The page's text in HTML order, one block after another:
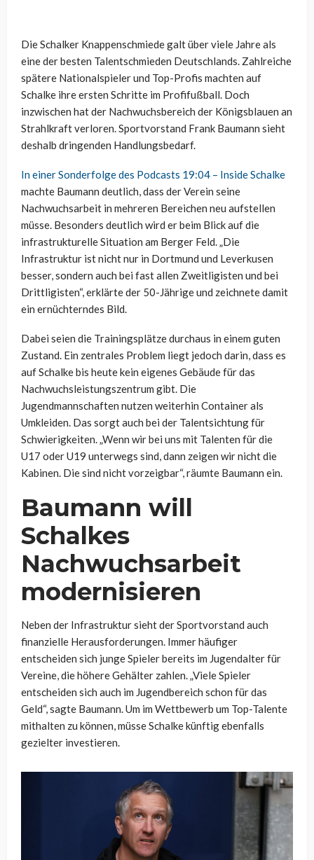
Die Schalker Knappenschmiede galt über viele Jahre als
eine der besten Talentschmieden Deutschlands. Zahlreiche
spätere Nationalspieler und Top-Profis machten auf
Schalke ihre ersten Schritte im Profifußball. Doch
inzwischen hat der Nachwuchsbereich der Königsblauen an
Strahlkraft verloren. Sportvorstand Frank Baumann sieht
deshalb dringenden Handlungsbedarf.
In einer Sonderfolge des Podcasts 19:04 – Inside Schalke
machte Baumann deutlich, dass der Verein seine
Nachwuchsarbeit in mehreren Bereichen neu aufstellen
müsse. Besonders deutlich wird er beim Blick auf die
infrastrukturelle Situation am Berger Feld. „Die
Infrastruktur ist nicht nur in Dortmund und Leverkusen
besser, sondern auch bei fast allen Zweitligisten und bei
Drittligisten“, erklärte der 50-Jährige und zeichnete damit
ein ernüchterndes Bild.
Dabei seien die Trainingsplätze durchaus in einem guten
Zustand. Ein zentrales Problem liegt jedoch darin, dass es
auf Schalke bis heute kein eigenes Gebäude für das
Nachwuchsleistungszentrum gibt. Die
Jugendmannschaften nutzen weiterhin Container als
Umkleiden. Das sorgt auch bei der Talentsichtung für
Schwierigkeiten. „Wenn wir bei uns mit Talenten für die
U17 oder U19 unterwegs sind, dann zeigen wir nicht die
Kabinen. Die sind nicht vorzeigbar“, räumte Baumann ein.
Baumann will
Schalkes
Nachwuchsarbeit
modernisieren
Neben der Infrastruktur sieht der Sportvorstand auch
finanzielle Herausforderungen. Immer häufiger
entscheiden sich junge Spieler bereits im Jugendalter für
Vereine, die höhere Gehälter zahlen. „Viele Spieler
entscheiden sich auch im Jugendbereich schon für das
Geld“, sagte Baumann. Um im Wettbewerb um Top-Talente
mithalten zu können, müsse Schalke künftig ebenfalls
gezielter investieren.